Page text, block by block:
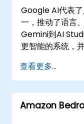
提供战略指导和
活的参与模式，
问可以通过安全
在地或
拟大规模的关键
安全并准备好投
Microsoft
或Azure
智能应用，确保
我们超越理论，
Google AI代表
一，推动了语言
Gemini到AI
更智能的系统，
的AI生态系统。
问与您的团队并
原型，并将智能
中。 我们的远程
查看更多...
Amazon